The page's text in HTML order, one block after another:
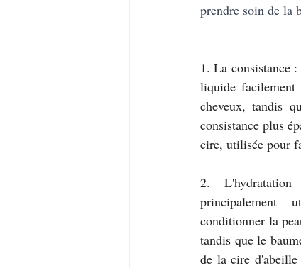
prendre soin de la
1. La consistance
liquide facilement
cheveux, tandis
consistance plus
cire, utilisée pour
2.
principalement
conditionner la
tandis que le
de la cire